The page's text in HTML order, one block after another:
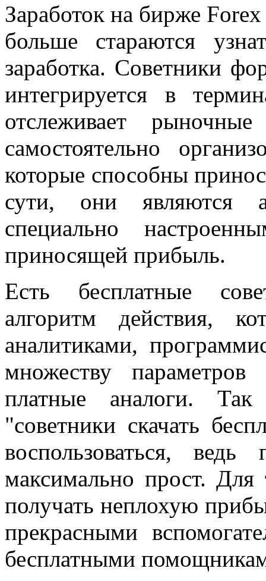
Заработок на бирже
больше стараются
заработка. Советники
интегрируется в
отслеживает
самостоятельно
которые способны
сути, они являются
специально
приносящей прибыль.
Есть бесплатные
алгоритм действия,
аналитиками,
множеству
платные аналоги.
"советники скачать
воспользоваться,
максимально прост. Для
получать неплохую
прекрасными
бесплатными